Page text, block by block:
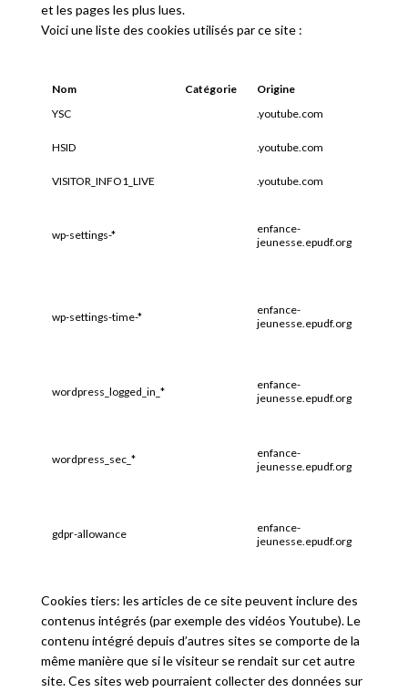
et les pages les plus lues.
Voici une liste des cookies utilisés par ce site :
Nom Catégorie Origine
YSC
.youtube.com
HSID .youtube.com
VISITOR_INFO1_LIVE .youtube.com
wp-settings-*
enfance-
jeunesse.epudf.org
wp-settings-time-*
enfance-
jeunesse.epudf.org
wordpress_logged_in_*
enfance-
jeunesse.epudf.org
wordpress_sec_*
enfance-
jeunesse.epudf.org
gdpr-allowance
enfance-
jeunesse.epudf.org
Cookies tiers: les articles de ce site peuvent inclure des
contenus intégrés (par exemple des vidéos Youtube). Le
contenu intégré depuis d’autres sites se comporte de la
même manière que si le visiteur se rendait sur cet autre
site. Ces sites web pourraient collecter des données sur